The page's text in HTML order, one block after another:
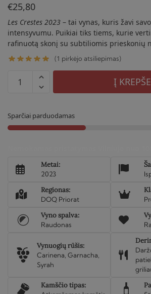
€25,80
Les Crestes 2023 – tai vynas, kuris žavi
intensyvumu. Puikiai tiks tiems, kurie
rafinuotą skonį su subtiliomis prieskonių
(1 pirkėjo atsiliepimas)
produkto
kiekis:
sausas
vynas
2023
Į
Sparčiai parduodamas
Metai:
2023
Regionas:
DOQ Priorat
Vyno spalva:
Raudonas
Vynuogių rūšis:
Carinena, Garnacha,
Syrah
Kamščio tipas: